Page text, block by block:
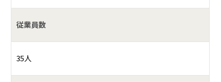
従業員数
35人